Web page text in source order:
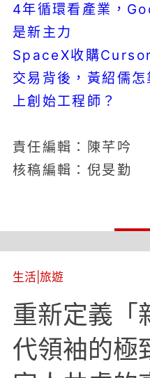
4年循環看產業，
是新主力
SpaceX收購
交易背後，黃紹儒
上創始工程師？
責任編輯：陳芊吟
核稿編輯：倪旻勤
生活 旅遊
重新定義「
代領袖的極